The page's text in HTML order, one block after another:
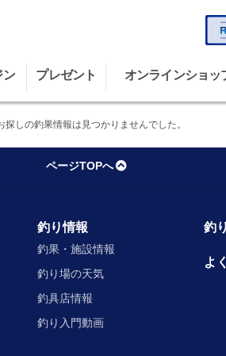
ン プレゼント オンラインショッ
探しの釣果情報は見つかりませんでした。
ページTOPへ
釣り情報
釣果・施設情報
釣り場の天気
釣具店情報
釣り入門動画
釣
よ